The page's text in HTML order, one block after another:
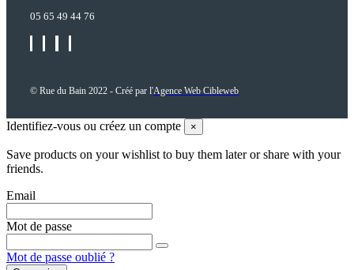
05 65 49 44 76
© Rue du Bain 2022 - Créé par l'Agence Web Cibleweb
Identifiez-vous ou créez un compte ×
Save products on your wishlist to buy them later or share with your
friends.
Email
Mot de passe
Mot de passe oublié ?